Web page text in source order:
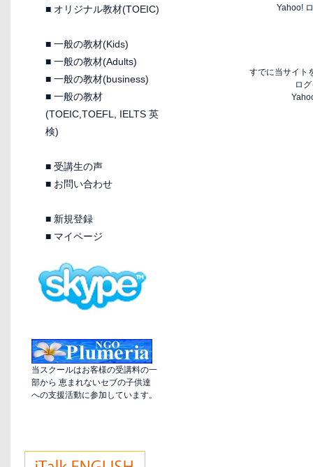
■ オリジナル教材(TOEIC)
■ 一般の教材(Kids)
■ 一般の教材(Adults)
■ 一般の教材(business)
■ 一般の教材
(TOEIC,TOEFL, IELTS 英
検)
■ 受講生の声
■ お問い合わせ
■ 新規登録
■ マイページ
当スクールはお客様の受講料の一
部から 恵まれないセブの子供達
への支援活動に参加しています。
Yahoo!
すでに当サイト
ロ